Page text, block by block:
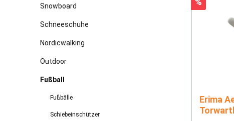
Snowboard
Schneeschuhe
Nordicwalking
Outdoor
Fußball
Fußbälle
Schiebeinschützer
Erima AeroClaw New Talent